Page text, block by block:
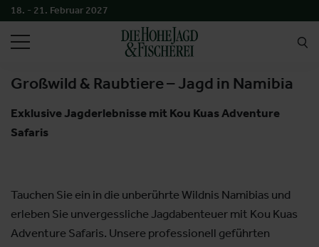
18. - 21. Februar 2027
SUCHEN
Großwild & Raubtiere – Jagd in Namibia
Exklusive Jagderlebnisse mit Kou Kuas Adventure
Safaris
Tauchen Sie ein in die unberührte Wildnis Namibias und
erleben Sie unvergessliche Jagdabenteuer mit Kou Kuas
Adventure Safaris. Unsere professionell geführten